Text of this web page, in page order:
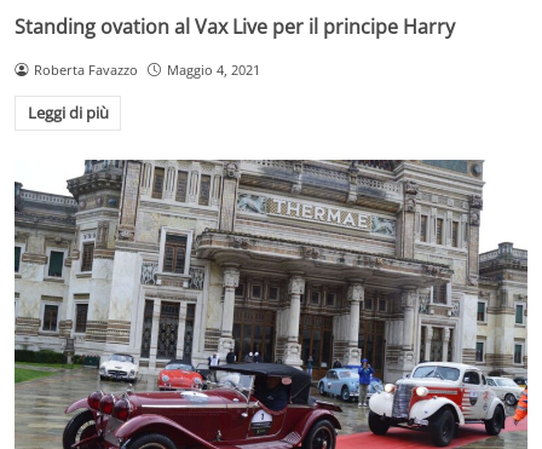
Standing ovation al Vax Live per il principe Harry
Roberta Favazzo Maggio 4, 2021
Leggi di più